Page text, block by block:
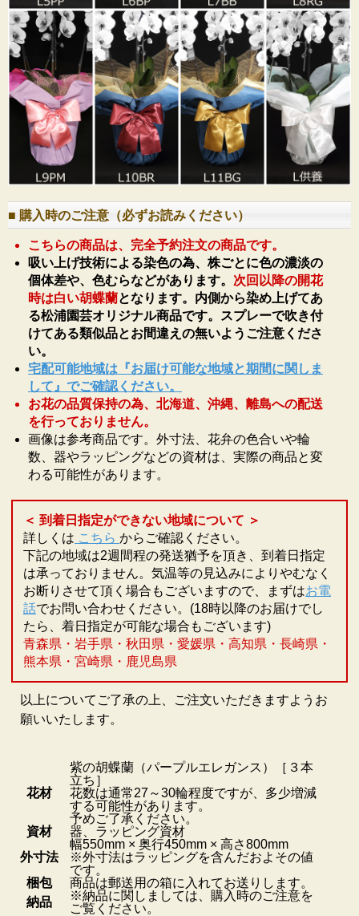
■ 購入時のご注意（必ずお読みください）
こちらの商品は、完全予約注文の商品です。
吸い上げ技術による染色の為、株ごとに色の濃淡の
個体差や、色むらなどがあります。 次回以降の開花
時は白い胡蝶蘭となります。内側から染め上げてあ
る松浦園芸オリジナル商品です。スプレーで吹き付
けてある類似品とお間違えの無いようご注意くださ
い。
宅配可能地域は『お届け可能な地域と期間に関しま
して』でご確認ください。
お花の品質保持の為、北海道、沖縄、離島への配送
を行っておりません。
画像は参考商品です。外寸法、花弁の色合いや輪
数、器やラッピングなどの資材は、実際の商品と変
わる可能性があります。
＜ 到着日指定ができない地域について ＞
詳しくは こちらからご確認ください。
下記の地域は2週間程の発送猶予を頂き、到着日指定
は承っておりません。気温等の見込みによりやむなく
お断りさせて頂く場合もございますので、まずはお電
話でお問い合わせください。(18時以降のお届けでし
たら、着日指定が可能な場合もございます)
青森県・岩手県・秋田県・愛媛県・高知県・長崎県・
熊本県・宮崎県・鹿児島県
以上についてご了承の上、ご注文いただきますようお
願いいたします。
花材
紫の胡蝶蘭（パープルエレガンス）［３本
立ち］
花数は通常27～30輪程度ですが、多少増減
する可能性があります。
予めご了承ください。
資材
器、ラッピング資材
外寸法
幅550mm × 奥行450mm × 高さ800mm
※外寸法はラッピングを含んだおよその値
です。
梱包
商品は郵送用の箱に入れてお送りします。
納品
※納品に関しましては、購入時のご注意を
ご覧ください。